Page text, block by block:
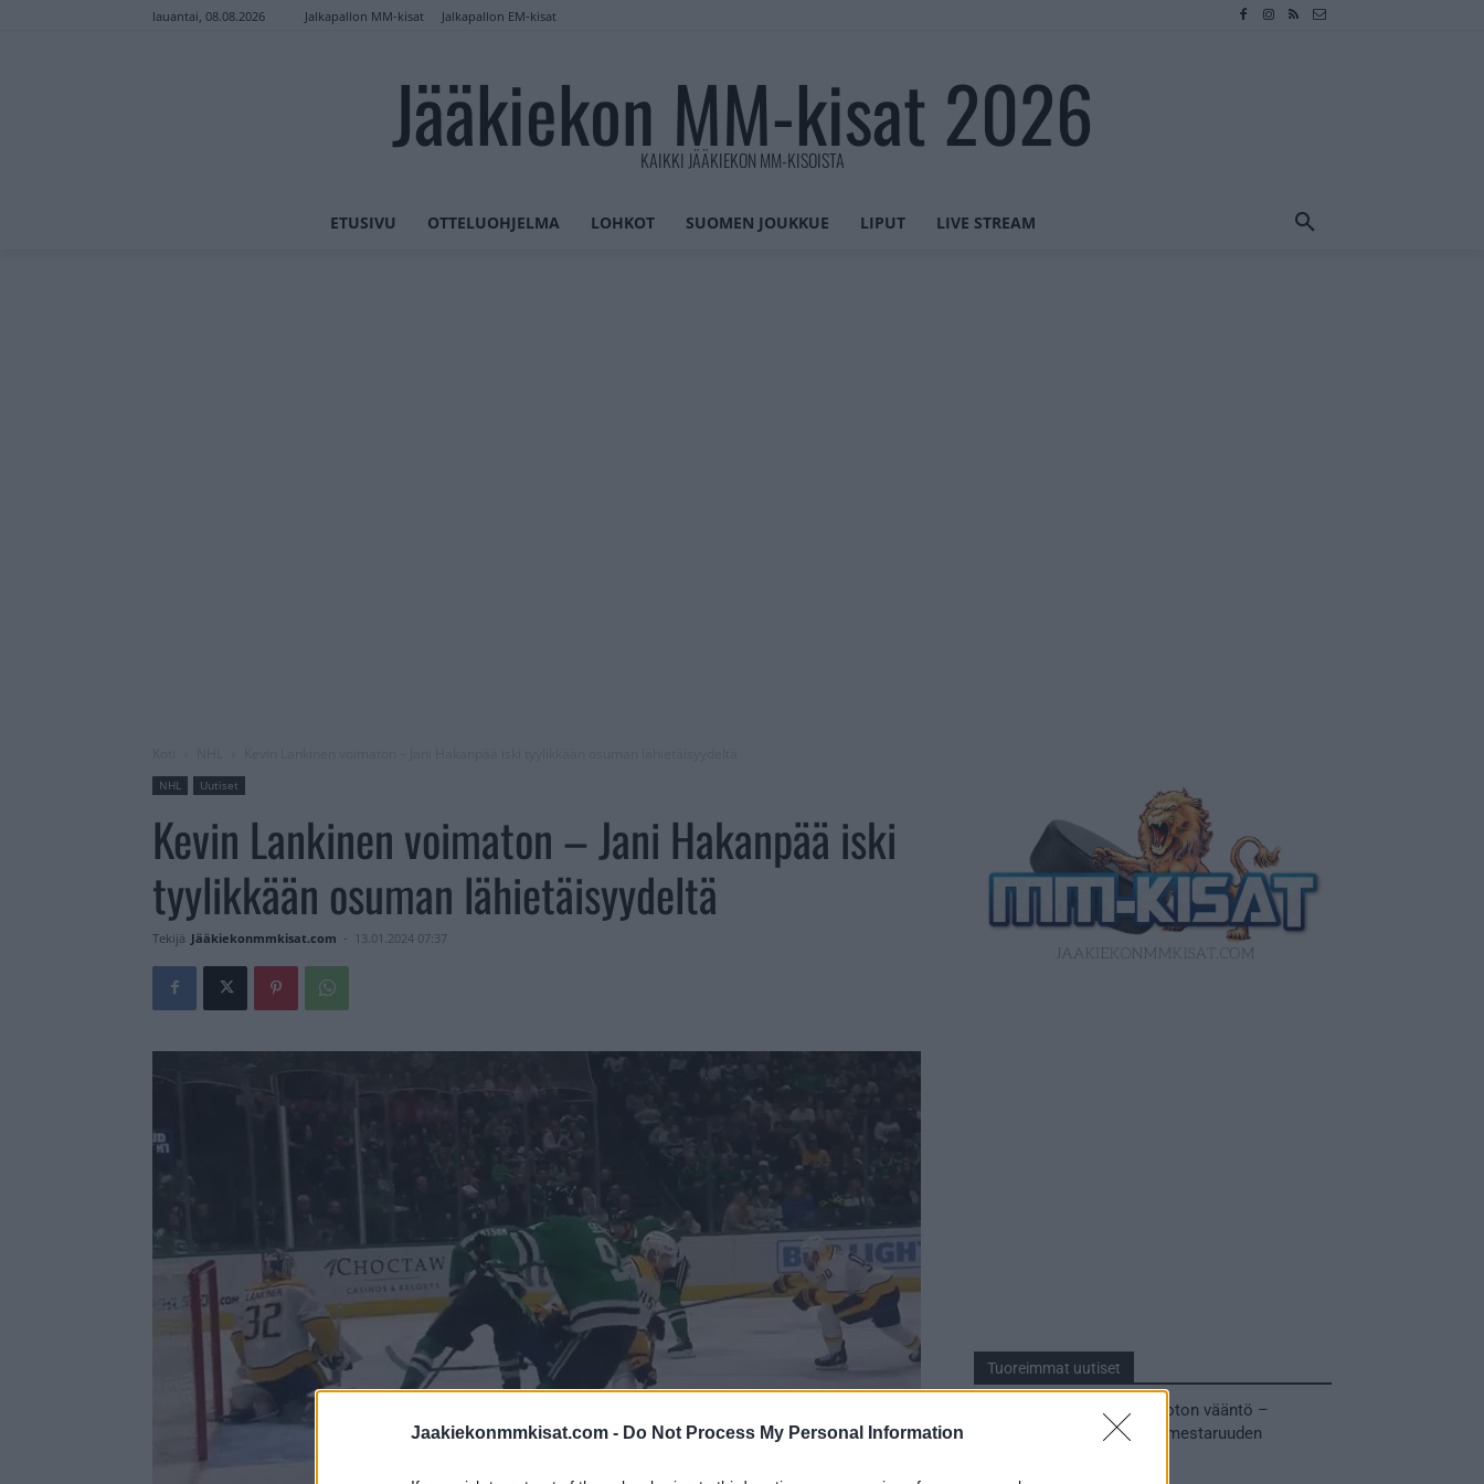
Jaakiekonmmkisat.com - Do Not Process My Personal Information
lauantai, 08.08.2026 Jalkapallon MM-kisat Jalkapallon EM-kisat
Jääkiekon MM-kisat 2026
KAIKKI JÄÄKIEKON MM-KISOISTA
ETUSIVU OTTELUOHJELMA LOHKOT SUOMEN JOUKKUE LIPUT LIVE STREAM
NHL Uutiset
Kevin Lankinen voimaton – Jani Hakanpää iski
tyylikkään osuman lähietäisyydeltä
Tekijä Jääkiekonmmkisat.com - 13.01.2024 07:37
Tuoreimmat uutiset
MM-kullasta käytiin armoton vääntö –
Leijonat voitti maailmanmestaruuden